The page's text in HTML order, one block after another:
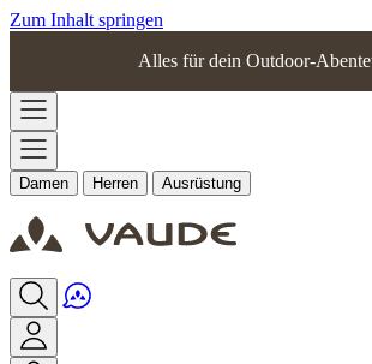
Zum Inhalt springen
Alles für dein Outdoor-
Damen Herren Ausrüstung